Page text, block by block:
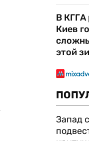
В КГГА
Киев
этой
Запад